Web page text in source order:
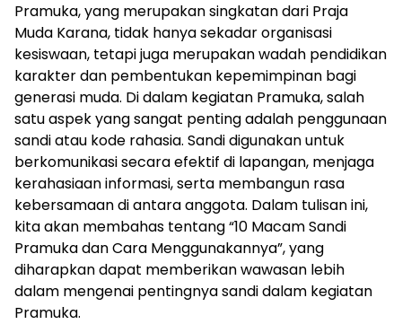
Pramuka, yang merupakan singkatan dari Praja
Muda Karana, tidak hanya sekadar organisasi
kesiswaan, tetapi juga merupakan wadah pendidikan
karakter dan pembentukan kepemimpinan bagi
generasi muda. Di dalam kegiatan Pramuka, salah
satu aspek yang sangat penting adalah penggunaan
sandi atau kode rahasia. Sandi digunakan untuk
berkomunikasi secara efektif di lapangan, menjaga
kerahasiaan informasi, serta membangun rasa
kebersamaan di antara anggota. Dalam tulisan ini,
kita akan membahas tentang “10 Macam Sandi
Pramuka dan Cara Menggunakannya”, yang
diharapkan dapat memberikan wawasan lebih
dalam mengenai pentingnya sandi dalam kegiatan
Pramuka.